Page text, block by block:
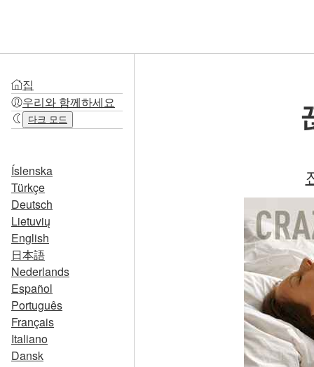
집
우리와 함께하세요
다크 모드
Íslenska
Türkçe
Deutsch
Lietuvių
English
日本語
Nederlands
Español
Português
Français
Italiano
Dansk